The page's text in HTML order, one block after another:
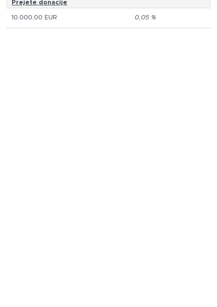
Prejete donacije
10.000,00 EUR 0,05 %